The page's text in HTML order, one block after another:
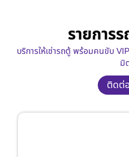
รายการร
บริการให้เช่ารถตู้ พร้อมคนขับ
มิ
ติดต่